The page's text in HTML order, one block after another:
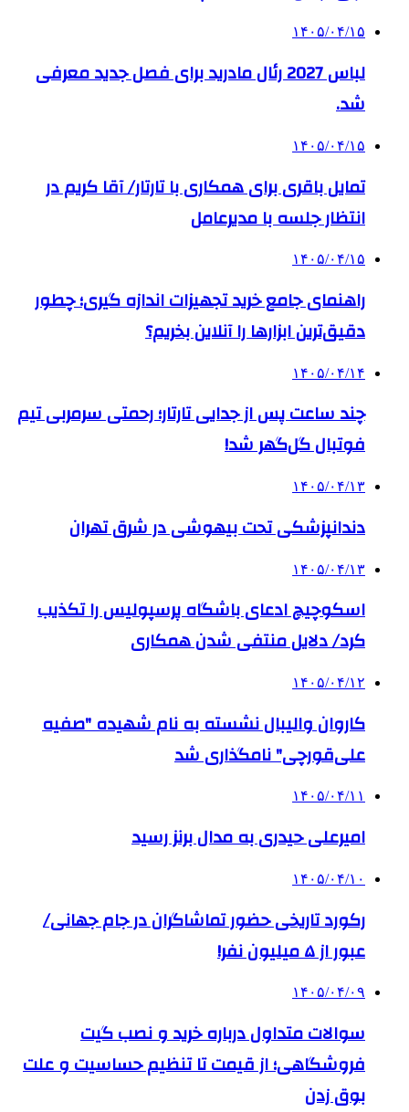
۱۴۰۵/۰۴/۱۵
لباس 2027 رئال مادرید برای فصل جدید معرفی
شد.
۱۴۰۵/۰۴/۱۵
تمایل باقری برای همکاری با تارتار/ آقا کریم در
انتظار جلسه با مدیرعامل
۱۴۰۵/۰۴/۱۵
راهنمای جامع خرید تجهیزات اندازه گیری؛ چطور
دقیق‌ترین ابزارها را آنلاین بخریم؟
۱۴۰۵/۰۴/۱۴
چند ساعت پس از جدایی تارتار؛ رحمتی سرمربی تیم
فوتبال گل‌گهر شد!
۱۴۰۵/۰۴/۱۳
دندانپزشکی تحت بیهوشی در شرق تهران
۱۴۰۵/۰۴/۱۳
اسکوچیچ ادعای باشگاه پرسپولیس را تکذیب
کرد/ دلایل منتفی شدن همکاری
۱۴۰۵/۰۴/۱۲
کاروان والیبال نشسته به نام شهیده "صفیه
علی‌قورچی" نامگذاری شد
۱۴۰۵/۰۴/۱۱
امیرعلی حیدری به مدال برنز رسید
۱۴۰۵/۰۴/۱۰
رکورد تاریخی حضور تماشاگران در جام جهانی/
عبور از ۵ میلیون نفر!
۱۴۰۵/۰۴/۰۹
سوالات متداول درباره خرید و نصب گیت
فروشگاهی؛ از قیمت تا تنظیم حساسیت و علت
بوق زدن